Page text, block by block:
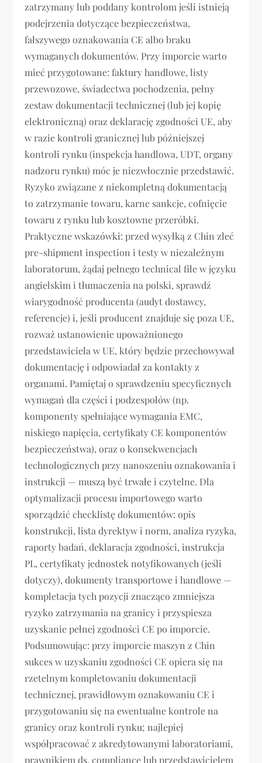
zatrzymany lub poddany kontrolom jeśli istnieją
podejrzenia dotyczące bezpieczeństwa,
fałszywego oznakowania CE albo braku
wymaganych dokumentów. Przy imporcie warto
mieć przygotowane: faktury handlowe, listy
przewozowe, świadectwa pochodzenia, pełny
zestaw dokumentacji technicznej (lub jej kopię
elektroniczną) oraz deklarację zgodności UE, aby
w razie kontroli granicznej lub późniejszej
kontroli rynku (inspekcja handlowa, UDT, organy
nadzoru rynku) móc je niezwłocznie przedstawić.
Ryzyko związane z niekompletną dokumentacją
to zatrzymanie towaru, karne sankcje, cofnięcie
towaru z rynku lub kosztowne przeróbki.
Praktyczne wskazówki: przed wysyłką z Chin zleć
pre-shipment inspection i testy w niezależnym
laboratorum, żądaj pełnego technical file w języku
angielskim i tłumaczenia na polski, sprawdź
wiarygodność producenta (audyt dostawcy,
referencje) i, jeśli producent znajduje się poza UE,
rozważ ustanowienie upoważnionego
przedstawiciela w UE, który będzie przechowywał
dokumentację i odpowiadał za kontakty z
organami. Pamiętaj o sprawdzeniu specyficznych
wymagań dla części i podzespołów (np.
komponenty spełniające wymagania EMC,
niskiego napięcia, certyfikaty CE komponentów
bezpieczeństwa), oraz o konsekwencjach
technologicznych przy nanoszeniu oznakowania i
instrukcji — muszą być trwałe i czytelne. Dla
optymalizacji procesu importowego warto
sporządzić checklistę dokumentów: opis
konstrukcji, lista dyrektyw i norm, analiza ryzyka,
raporty badań, deklaracja zgodności, instrukcja
PL, certyfikaty jednostek notyfikowanych (jeśli
dotyczy), dokumenty transportowe i handlowe —
kompletacja tych pozycji znacząco zmniejsza
ryzyko zatrzymania na granicy i przyspiesza
uzyskanie pełnej zgodności CE po imporcie.
Podsumowując: przy imporcie maszyn z Chin
sukces w uzyskaniu zgodności CE opiera się na
rzetelnym kompletowaniu dokumentacji
technicznej, prawidłowym oznakowaniu CE i
przygotowaniu się na ewentualne kontrole na
granicy oraz kontroli rynku; najlepiej
współpracować z akredytowanymi laboratoriami,
prawnikiem ds. compliance lub przedstawicielem